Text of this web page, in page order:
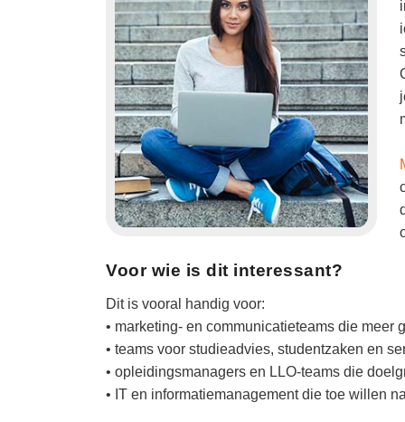
Voor wie is dit interessant?
Dit is vooral handig voor:
• marketing- en communicatieteams die
• teams voor studieadvies, studentzaken en
• opleidingsmanagers en LLO-teams die
• IT en informatiemanagement die toe willen